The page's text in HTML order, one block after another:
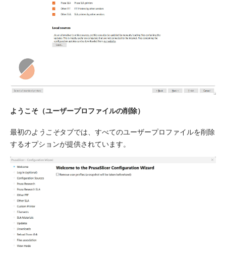
ようこそ（ユーザープロファイルの削除）
最初のようこそタブでは、すべてのユーザープロファイルを削除
するオプションが提供されています。